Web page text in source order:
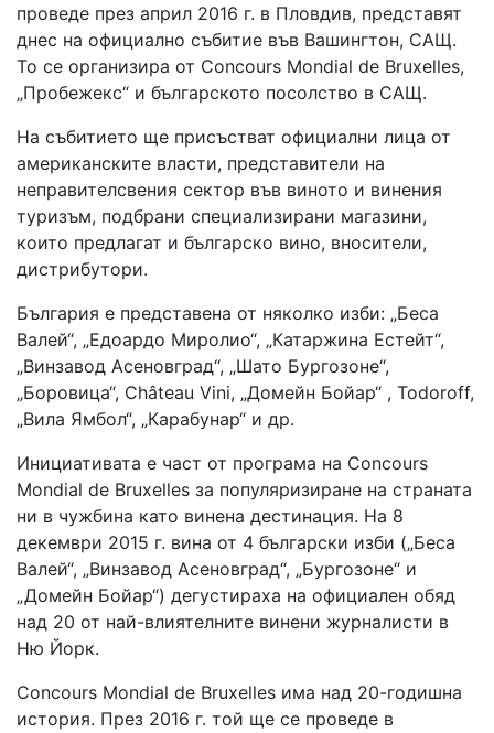
проведе през април 2016 г. в Пловдив, представят
днес на официално събитие във Вашингтон, САЩ.
То се организира от Concours Mondial de Bruxelles,
„Пробежекс“ и българското посолство в САЩ.
На събитието ще присъстват официални лица от
американските власти, представители на
неправителсвения сектор във виното и винения
туризъм, подбрани специализирани магазини,
които предлагат и българско вино, вносители,
дистрибутори.
България е представена от няколко изби: „Беса
Валей“, „Едоардо Миролио“, „Катаржина Естейт“,
„Винзавод Асеновград“, „Шато Бургозоне“,
„Боровица“, Château Vini, „Домейн Бойар“ , Todoroff,
„Вила Ямбол“, „Карабунар“ и др.
Инициативата е част от програма на Concours
Mondial de Bruxelles за популяризиране на страната
ни в чужбина като винена дестинация. На 8
декември 2015 г. вина от 4 български изби („Беса
Валей“, „Винзавод Асеновград“, „Бургозоне“ и
„Домейн Бойар“) дегустираха на официален обяд
над 20 от най-влиятелните винени журналисти в
Ню Йорк.
Concours Mondial de Bruxelles има над 20-годишна
история. През 2016 г. той ще се проведе в